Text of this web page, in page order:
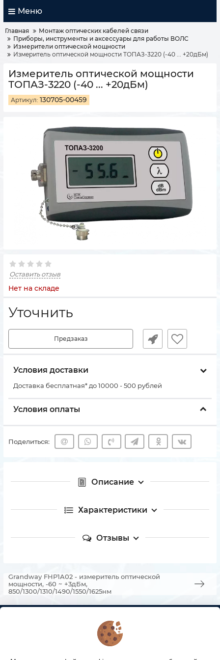
Меню
Главная
Монтаж оптических кабелей связи
Приборы, инструменты и аксессуары для работы ВОЛС
Измерители оптической мощности
Измеритель оптической мощности ТОПАЗ-3220 (-40 ... +20дБм)
Измеритель оптической мощности
ТОПАЗ-3220 (-40 ... +20дБм)
Артикул: 130705-00459
Оставить отзыв
Нет на складе
Уточнить
Предзаказ
Условия доставки
Доставка бесплатная* до 10000 - 500 рублей
Условия оплаты
Поделиться:
Описание
Характеристики
Отзывы
Grandway FHP1A02 - измеритель оптической
мощности, -60 ~ +3дБм,
850/1300/1310/1490/1550/1625нм